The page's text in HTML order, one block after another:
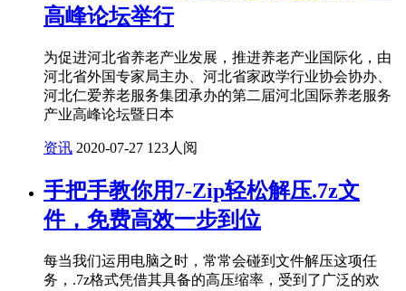
高峰论坛举行
为促进河北省养老产业发展，推进养老产业国际化，由
河北省外国专家局主办、河北省家政学行业协会协办、
河北仁爱养老服务集团承办的第二届河北国际养老服务
产业高峰论坛暨日本
资讯 2020-07-27 123人阅
手把手教你用7-Zip轻松解压.7z文
件，免费高效一步到位
每当我们运用电脑之时，常常会碰到文件解压这项任
务，.7z格式凭借其具备的高压缩率，受到了广泛的欢